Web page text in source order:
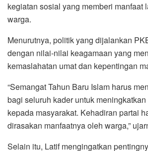
kegiatan sosial yang memberi manfaat
warga.
Menurutnya, politik yang dijalankan
dengan nilai-nilai keagamaan yang
kemaslahatan umat dan kepentingan
“Semangat Tahun Baru Islam harus
bagi seluruh kader untuk
kepada masyarakat. Kehadiran partai
dirasakan manfaatnya oleh warga,”
Selain itu, Latif mengingatkan